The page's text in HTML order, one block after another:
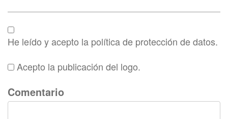
He leído y acepto la política de protección de datos.
Acepto la publicación del logo.
Comentario